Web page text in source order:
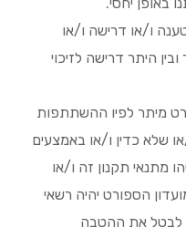
ו/או דרישה ו/או
היתר דרישה לזיכוי
מיתר לפיו ההשתתפות
שלא כדין ו/או באמצעים
מתנאי תקנון זה ו/או
הספורט יהיה רשאי
לבטל את ההטבה